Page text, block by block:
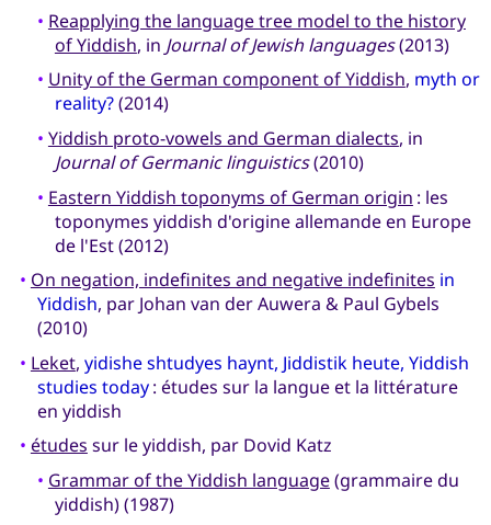
• Reapplying the language tree model to the history
of Yiddish, in Journal of Jewish languages(2013)
• Unity of the German component of Yiddish, myth or
reality?(2014)
• Yiddish proto-vowels and German dialects, in
Journal of Germanic linguistics(2010)
• Eastern Yiddish toponyms of German origin : les
toponymes yiddish d'origine allemande en Europe
de l'Est (2012)
• On negation, indefinites and negative indefinites in
Yiddish, par Johan van der Auwera & Paul Gybels
(2010)
• Leket, yidishe shtudyes haynt, Jiddistik heute, Yiddish
studies today: études sur la langue et la littérature
en yiddish
• études sur le yiddish, par Dovid Katz
• Grammar of the Yiddish language(grammaire du
yiddish) (1987)